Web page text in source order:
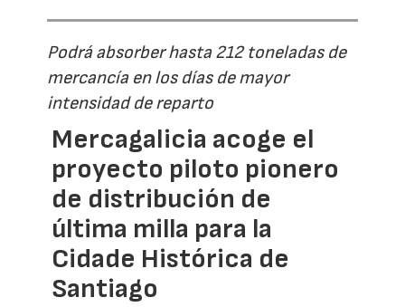
Podrá absorber hasta 212 toneladas de
mercancía en los días de mayor
intensidad de reparto
Mercagalicia acoge el
proyecto piloto pionero
de distribución de
última milla para la
Cidade Histórica de
Santiago